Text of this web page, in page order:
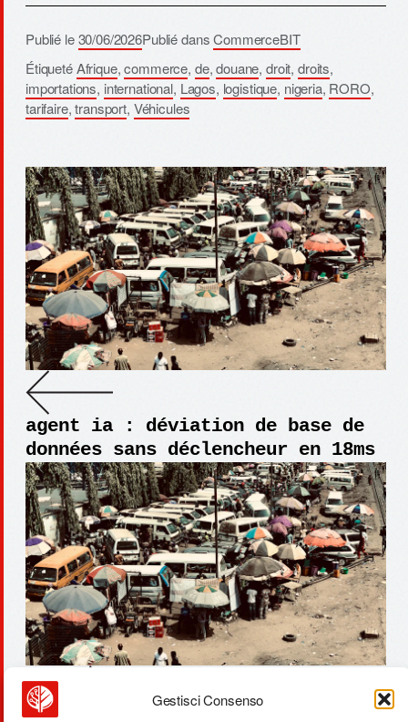
Gestisci Consenso
Publié le30/06/2026Publié dansCommerceBIT
ÉtiquetéAfrique,commerce, de,douane,droit, droits,
importations, international, Lagos, logistique, nigeria, RORO,
tarifaire,transport, Véhicules
agent ia : déviation de base de
données sans déclencheur en 18ms